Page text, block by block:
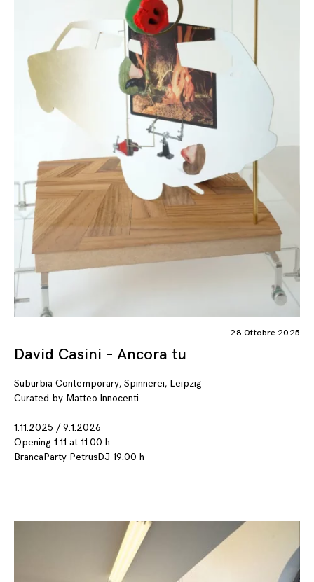
28 Ottobre 2025
David Casini – Ancora tu
Suburbia Contemporary, Spinnerei, Leipzig
Curated by Matteo Innocenti
1.11.2025 / 9.1.2026
Opening 1.11 at 11.00 h
BrancaParty PetrusDJ 19.00 h